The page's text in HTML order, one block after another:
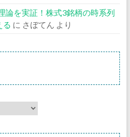
論を実証！株式3銘柄の時系列
る に さぼてん より